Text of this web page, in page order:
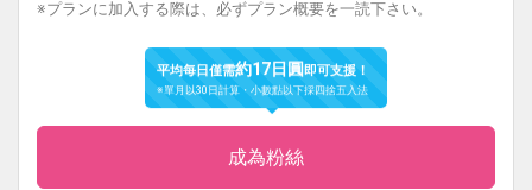
※プランに加入する際は、必ずプラン概要を一読下さい。
平均每日僅需約17日圓即可支援！
※單月以30日計算・小數點以下採四捨五入法
成為粉絲